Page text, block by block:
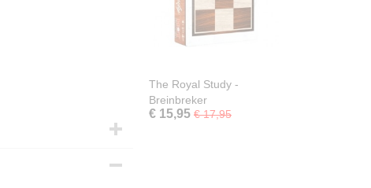
The Royal Study -
Breinbreker
€ 15,95 € 17,95